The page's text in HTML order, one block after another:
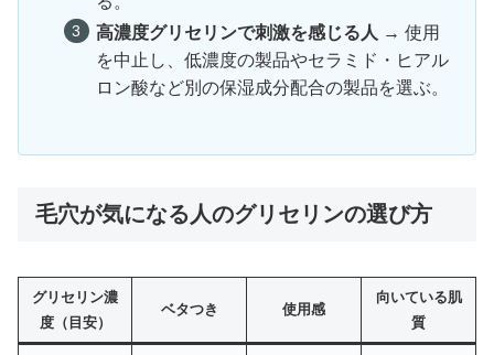
高濃度グリセリンで刺激を感じる人 → 使用
を中止し、低濃度の製品やセラミド・ヒアル
ロン酸など別の保湿成分配合の製品を選ぶ。
毛穴が気になる人のグリセリンの選び方
グリセリン濃
度（目安）
ベタつき 使用感
向いている肌
質